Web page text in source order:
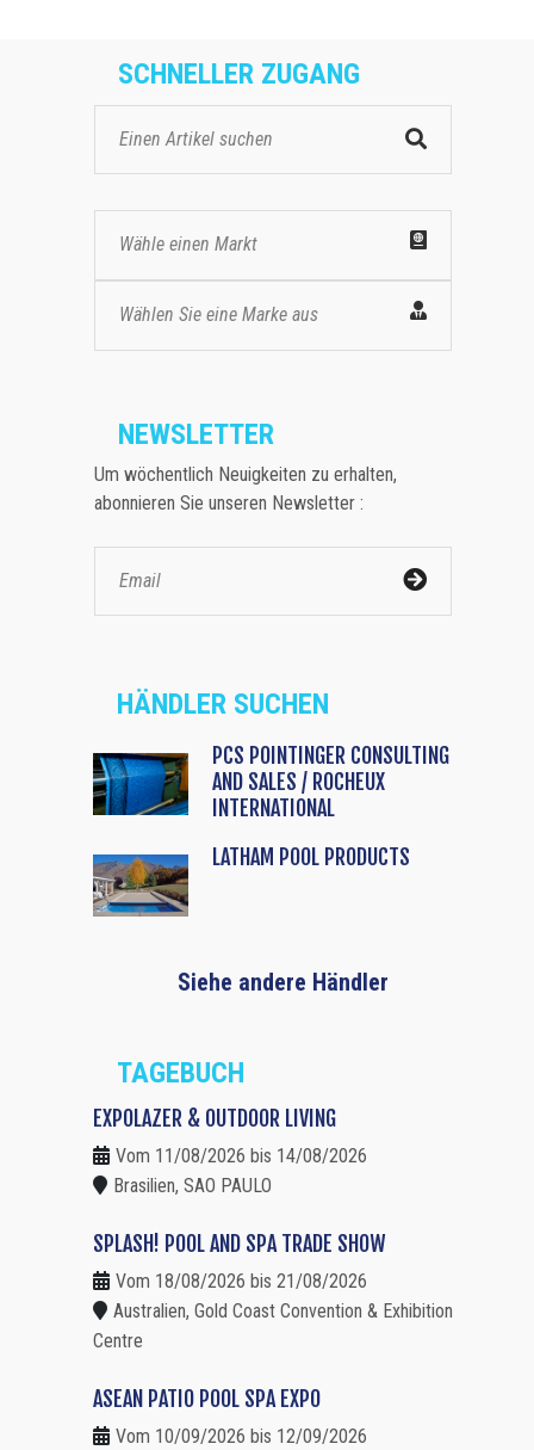
SCHNELLER ZUGANG
Wähle einen Markt
Wählen Sie eine Marke aus
NEWSLETTER
Um wöchentlich Neuigkeiten zu erhalten,
abonnieren Sie unseren Newsletter :
HÄNDLER SUCHEN
PCS POINTINGER CONSULTING
AND SALES / ROCHEUX
INTERNATIONAL
LATHAM POOL PRODUCTS
Siehe andere Händler
TAGEBUCH
EXPOLAZER & OUTDOOR LIVING
Vom 11/08/2026 bis 14/08/2026
Brasilien, SAO PAULO
SPLASH! POOL AND SPA TRADE SHOW
Vom 18/08/2026 bis 21/08/2026
Australien, Gold Coast Convention & Exhibition
Centre
ASEAN PATIO POOL SPA EXPO
Vom 10/09/2026 bis 12/09/2026